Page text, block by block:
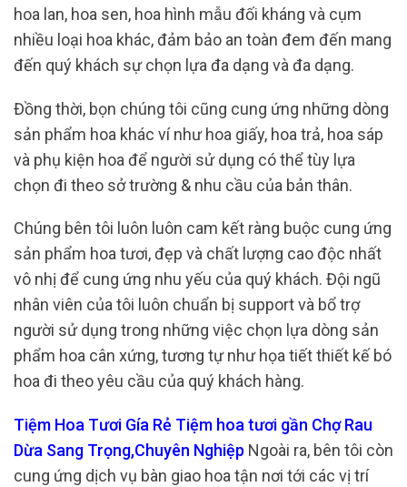
hoa lan, hoa sen, hoa hình mẫu đối kháng và cụm
nhiều loại hoa khác, đảm bảo an toàn đem đến mang
đến quý khách sự chọn lựa đa dạng và đa dạng.
Đồng thời, bọn chúng tôi cũng cung ứng những dòng
sản phẩm hoa khác ví như hoa giấy, hoa trả, hoa sáp
và phụ kiện hoa để người sử dụng có thể tùy lựa
chọn đi theo sở trường & nhu cầu của bản thân.
Chúng bên tôi luôn luôn cam kết ràng buộc cung ứng
sản phẩm hoa tươi, đẹp và chất lượng cao độc nhất
vô nhị để cung ứng nhu yếu của quý khách. Đội ngũ
nhân viên của tôi luôn chuẩn bị support và bổ trợ
người sử dụng trong những việc chọn lựa dòng sản
phẩm hoa cân xứng, tương tự như họa tiết thiết kế bó
hoa đi theo yêu cầu của quý khách hàng.
Tiệm Hoa Tươi Gía Rẻ Tiệm hoa tươi gần Chợ Rau
Dừa Sang Trọng,Chuyên Nghiệp Ngoài ra, bên tôi còn
cung ứng dịch vụ bàn giao hoa tận nơi tới các vị trí